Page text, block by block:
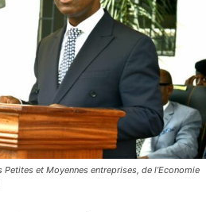
Petites et Moyennes entreprises, de l’Economie